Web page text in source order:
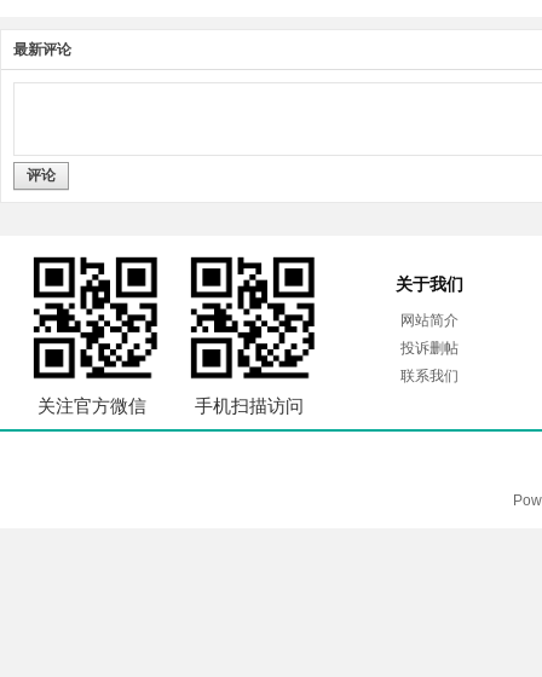
最新评论
评论
关注官方微信 手机扫描访问
关于我们
网站简介
投诉删帖
联系我们